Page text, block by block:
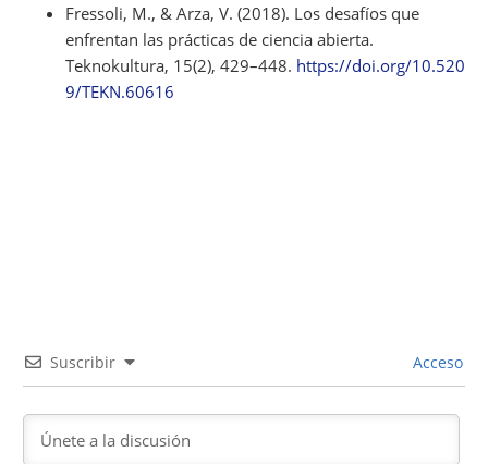
Fressoli, M., & Arza, V. (2018). Los desafíos que
enfrentan las prácticas de ciencia abierta.
Teknokultura, 15(2), 429–448. https://doi.org/10.520
9/TEKN.60616
Suscribir Acceso